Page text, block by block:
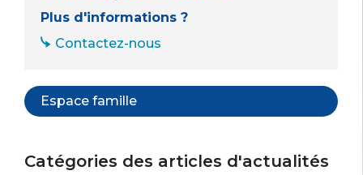
Plus d'informations ?
Contactez-nous
Espace famille
Catégories des articles d'actualités